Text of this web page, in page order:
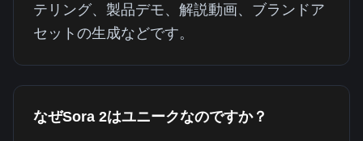
テリング、製品デモ、解説動画、ブランドア
セットの生成などです。
なぜSora 2はユニークなのですか？